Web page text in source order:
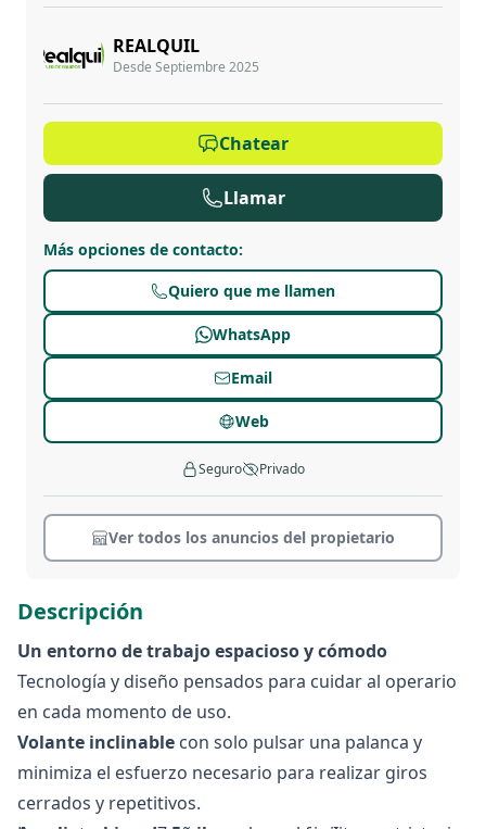
Descripción
Un entorno de trabajo espacioso y cómodo
Tecnología y diseño pensados para cuidar al operario
en cada momento de uso.
Volante inclinable con solo pulsar una palanca y
minimiza el esfuerzo necesario para realizar giros
cerrados y repetitivos.
REALQUIL
Desde Septiembre 2025
Chatear
Llamar
Más opciones de contacto:
Quiero que me llamen
WhatsApp
Email
Web
Seguro Privado
Ver todos los anuncios del propietario